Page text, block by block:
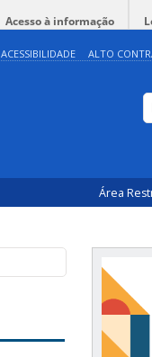
Acesso à informação
ACESSIBILIDADE ALTO
Área